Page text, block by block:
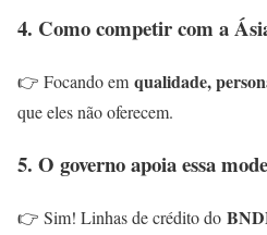
4. Como competir com a
👉 Focando em qualidade,
que eles não oferecem.
5. O governo apoia essa
👉 Sim! Linhas de crédito do